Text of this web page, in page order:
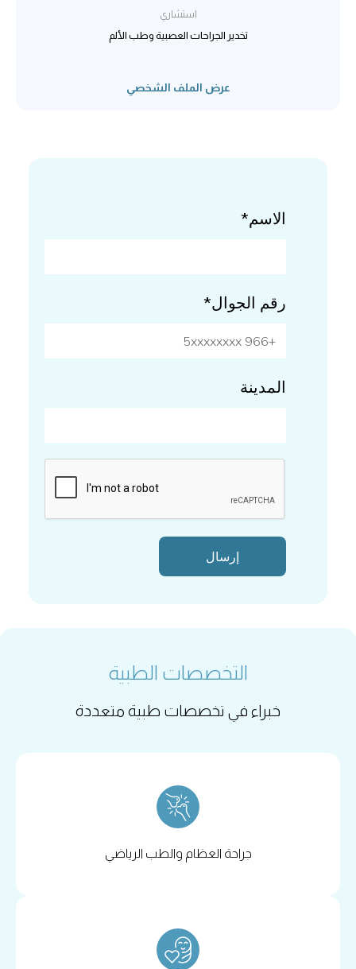
استشاري
تخدير الجراحات العصبية وطب الألم
عرض الملف الشخصي
الاسم*
رقم الجوال*
المدينة
التخصصات الطبية
خبراء في تخصصات طبية متعددة
جراحة العظام والطب الرياضي